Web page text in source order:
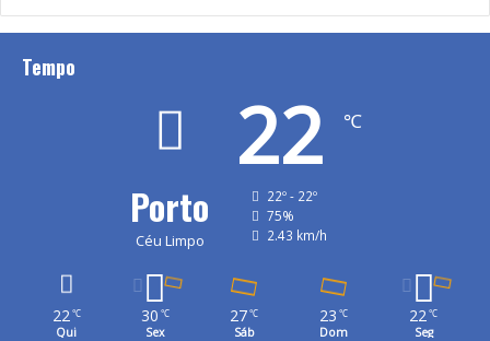
Tempo
Porto
Céu Limpo
22 ℃
22º - 22º
75%
2.43 km/h
22 ℃
Qui
30 ℃
Sex
27℃
Sáb
23 ℃
Dom
22℃
Seg